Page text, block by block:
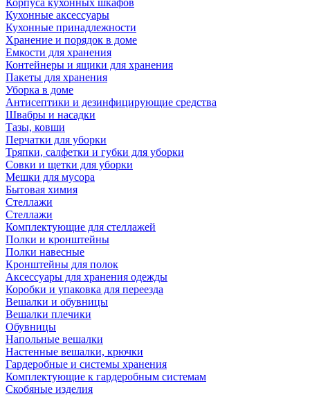
Корпуса кухонных шкафов
Кухонные аксессуары
Кухонные принадлежности
Хранение и порядок в доме
Емкости для хранения
Контейнеры и ящики для хранения
Пакеты для хранения
Уборка в доме
Антисептики и дезинфицирующие средства
Швабры и насадки
Тазы, ковши
Перчатки для уборки
Тряпки, салфетки и губки для уборки
Совки и щетки для уборки
Мешки для мусора
Бытовая химия
Стеллажи
Стеллажи
Комплектующие для стеллажей
Полки и кронштейны
Полки навесные
Кронштейны для полок
Аксессуары для хранения одежды
Коробки и упаковка для переезда
Вешалки и обувницы
Вешалки плечики
Обувницы
Напольные вешалки
Настенные вешалки, крючки
Гардеробные и системы хранения
Комплектующие к гардеробным системам
Скобяные изделия